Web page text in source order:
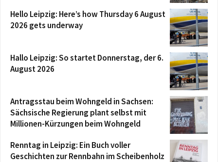
Hello Leipzig: Here’s how Thursday 6 August
2026 gets underway
Hallo Leipzig: So startet Donnerstag, der 6.
August 2026
Antragsstau beim Wohngeld in Sachsen:
Sächsische Regierung plant selbst mit
Millionen-Kürzungen beim Wohngeld
Renntag in Leipzig: Ein Buch voller
Geschichten zur Rennbahn im Scheibenholz